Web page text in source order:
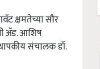
क्षमतेच्यासौर
ॲड.आशिष
संचालकडॉ.